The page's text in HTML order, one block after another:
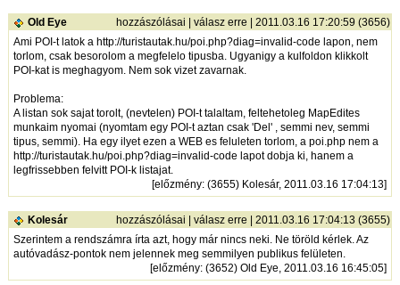
Old Eye hozzászólásai válasz erre | 2011.03.16 17:20:59 (3656)
Ami POI-t latok a http://turistautak.hu/poi.php?diag=invalid-code lapon, nem
torlom, csak besorolom a megfelelo tipusba. Ugyanigy a kulfoldon klikkolt
POI-kat is meghagyom. Nem sok vizet zavarnak.
Problema:
A listan sok sajat torolt, (nevtelen) POI-t talaltam, feltehetoleg MapEdites
munkaim nyomai (nyomtam egy POI-t aztan csak 'Del' , semmi nev, semmi
tipus, semmi). Ha egy ilyet ezen a WEB es feluleten torlom, a poi.php nem a
http://turistautak.hu/poi.php?diag=invalid-code lapot dobja ki, hanem a
legfrissebben felvitt POI-k listajat.
[előzmény: (3655) Kolesár, 2011.03.16 17:04:13]
Kolesár hozzászólásai válasz erre | 2011.03.16 17:04:13 (3655)
Szerintem a rendszámra írta azt, hogy már nincs neki. Ne töröld kérlek. Az
autóvadász-pontok nem jelennek meg semmilyen publikus felületen.
[előzmény: (3652) Old Eye, 2011.03.16 16:45:05]